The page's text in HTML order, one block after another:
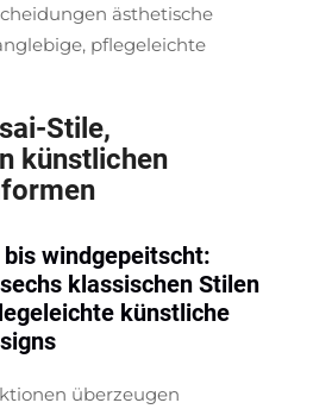
ästhetische
pflegeleichte
Stile,
künstlichen
windgepeitscht:
klassischen Stilen
künstliche
überzeugen